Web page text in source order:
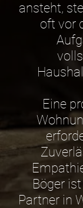
ansteht,
oft vor
Eine
Böger
Partner in